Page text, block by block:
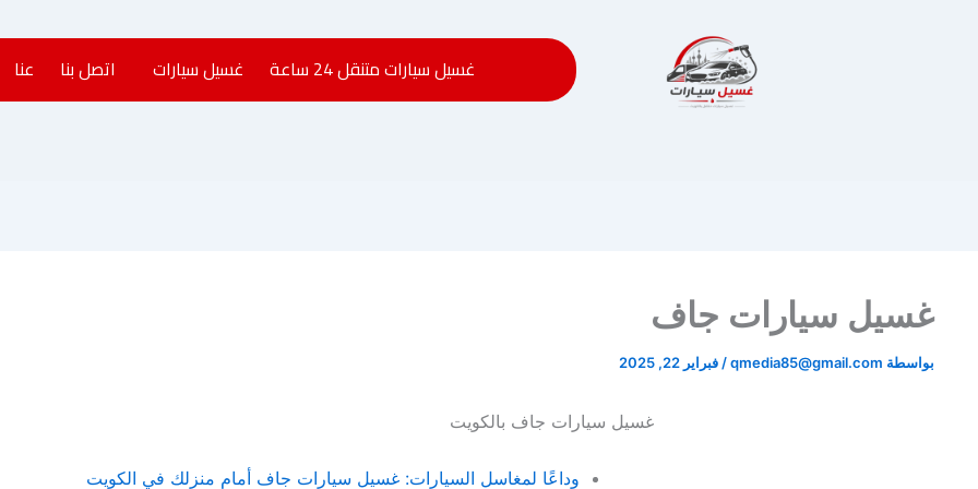
غسيل سيارات متنقل 24 ساعة​ غسيل سيارات اتصل بنا عنا
غسيل سيارات جاف
بواسطة qmedia85@gmail.com
/ فبراير 22, 2025
غسيل سيارات جاف بالكويت
وداعًا لمغاسل السيارات: غسيل سيارات جاف أمام منزلك في الكويت